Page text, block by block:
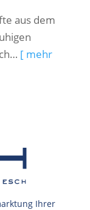
aus dem
[ mehr
Ihrer